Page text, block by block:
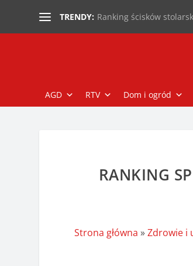
TRENDY: Ranking ścisków
AGD RTV Dom i ogród
RANKING
Strona główna »Zdrowie i